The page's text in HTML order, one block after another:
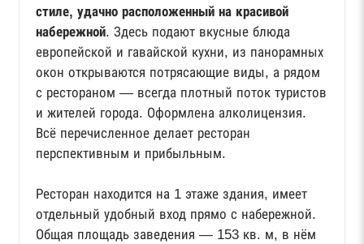
стиле, удачно расположенный на красивой
набережной. Здесь подают вкусные блюда
европейской и гавайской кухни, из панорамных
окон открываются потрясающие виды, а рядом
с рестораном — всегда плотный поток туристов
и жителей города. Оформлена алколицензия.
Всё перечисленное делает ресторан
перспективным и прибыльным.
Ресторан находится на 1 этаже здания, имеет
отдельный удобный вход прямо с набережной.
Общая площадь заведения — 153 кв. м, в нём